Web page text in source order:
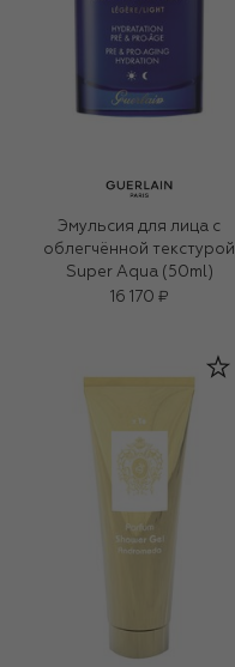
Эмульсия для лица с
облегчённой текстурой
Super Aqua (50ml)
16 170 ₽